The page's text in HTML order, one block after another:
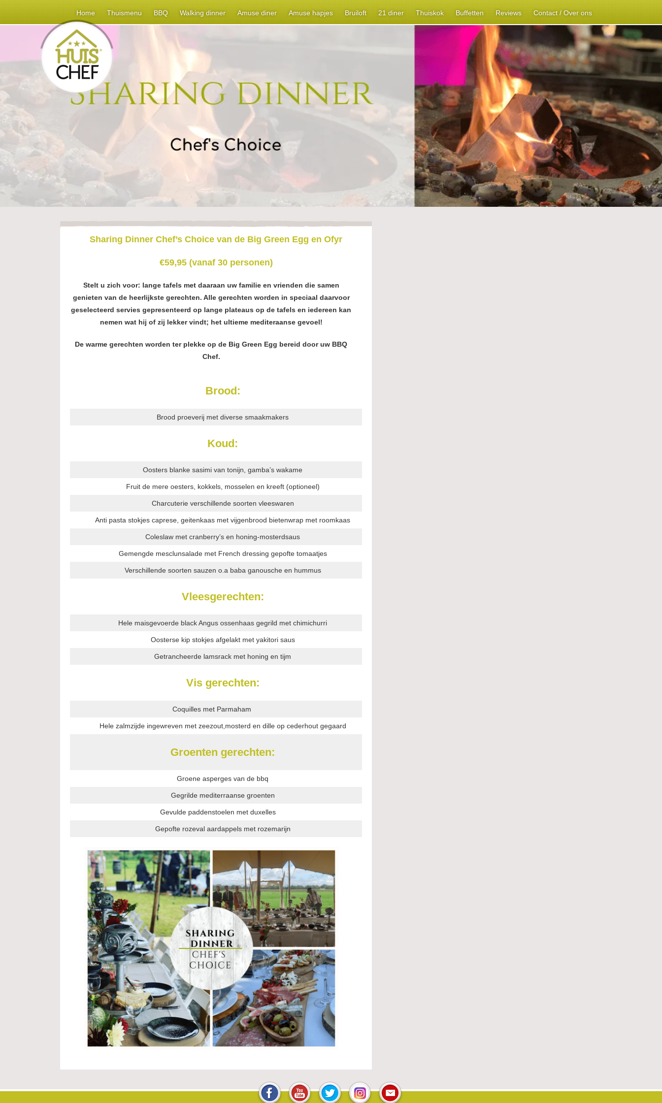
Home Thuismenu BBQ Walking dinner Amuse diner Amuse hapjes Bruiloft 21 diner Thuiskok Buffetten Reviews Contact / Over ons
Sharing Dinner Chef’s Choice van de Big Green Egg en Ofyr
€59,95 (vanaf 30 personen)
Stelt u zich voor: lange tafels met daaraan uw familie en vrienden die samen
genieten van de heerlijkste gerechten. Alle gerechten worden in speciaal daarvoor
geselecteerd servies gepresenteerd op lange plateaus op de tafels en iedereen kan
nemen wat hij of zij lekker vindt; het ultieme mediteraanse gevoel!
De warme gerechten worden ter plekke op de Big Green Egg bereid door uw BBQ
Chef.
Brood:
Brood proeverij met diverse smaakmakers
Koud:
Oosters blanke sasimi van tonijn, gamba’s wakame
Fruit de mere oesters, kokkels, mosselen en kreeft (optioneel)
Charcuterie verschillende soorten vleeswaren
Anti pasta stokjes caprese, geitenkaas met vijgenbrood bietenwrap met roomkaas
Coleslaw met cranberry’s en honing-mosterdsaus
Gemengde mesclunsalade met French dressing gepofte tomaatjes
Verschillende soorten sauzen o.a baba ganousche en hummus
Vleesgerechten:
Hele maisgevoerde black Angus ossenhaas gegrild met chimichurri
Oosterse kip stokjes afgelakt met yakitori saus
Getrancheerde lamsrack met honing en tijm
Vis gerechten:
Coquilles met Parmaham
Hele zalmzijde ingewreven met zeezout,mosterd en dille op cederhout gegaard
Groenten gerechten:
Groene asperges van de bbq
Gegrilde mediterraanse groenten
Gevulde paddenstoelen met duxelles
Gepofte rozeval aardappelsmet rozemarijn